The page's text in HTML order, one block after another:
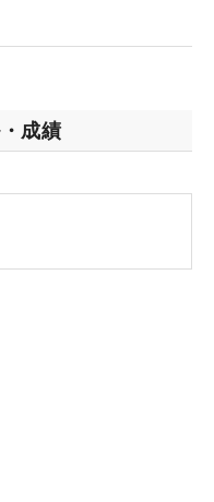
成績